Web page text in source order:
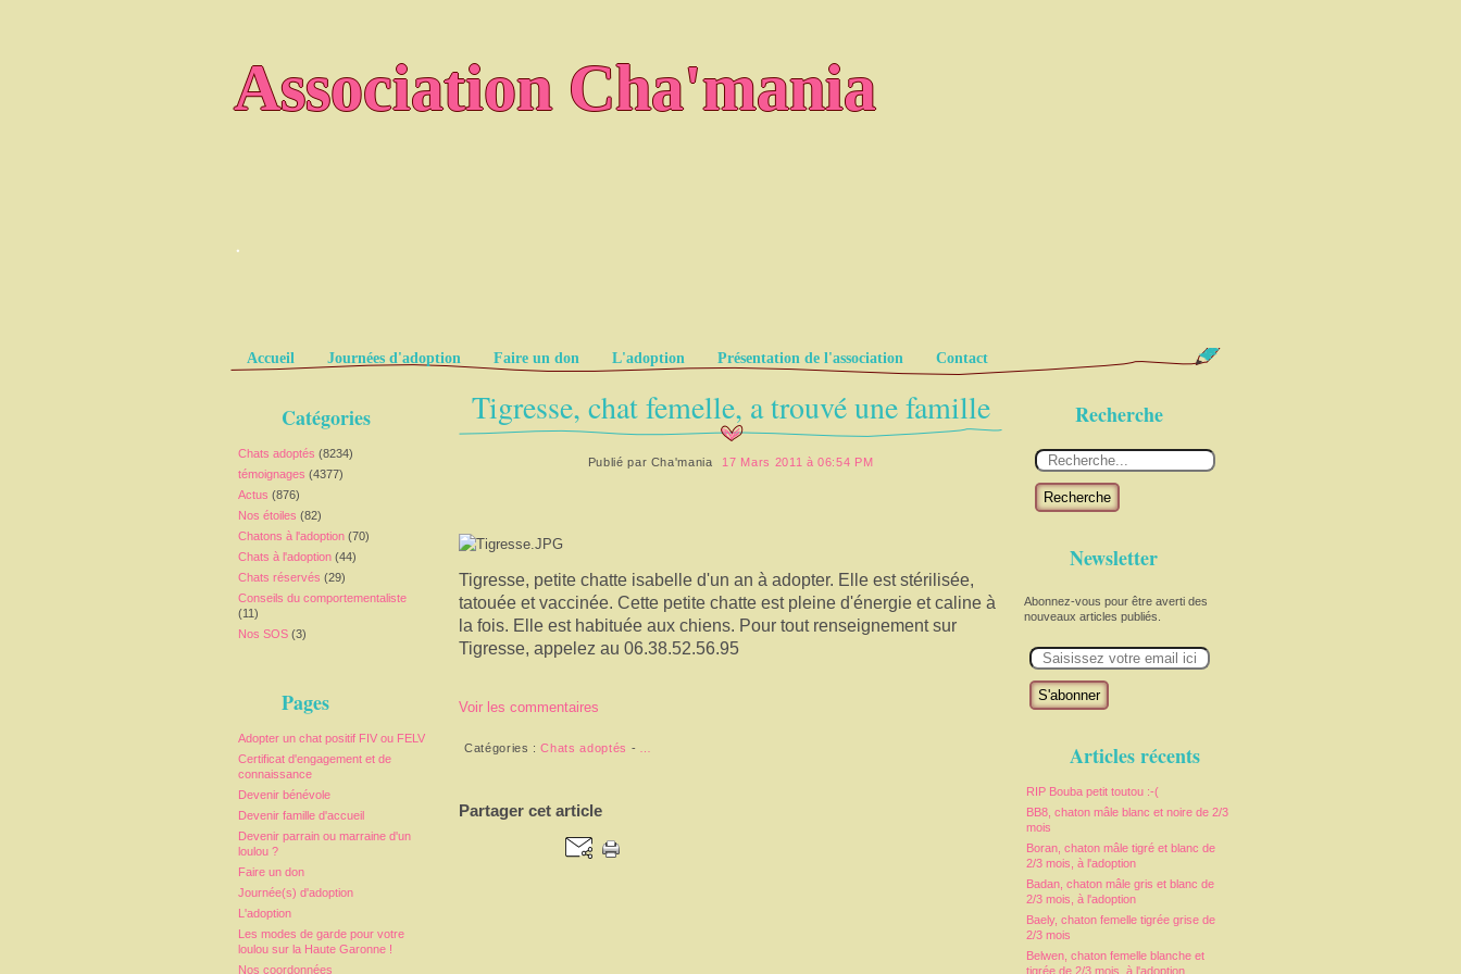
Association Cha'mania
.
Pages
Accueil Journées d'adoption Faire un don L'adoption Présentation de l'association Contact
Catégories
Chats adoptés (8234)
témoignages (4377)
Actus (876)
Nos étoiles (82)
Chatons à l'adoption (70)
Chats à l'adoption (44)
Chats réservés (29)
Conseils du comportementaliste
(11)
Nos SOS (3)
Pages
Adopter un chat positif FIV ou FELV
Certificat d'engagement et de
connaissance
Devenir bénévole
Devenir famille d'accueil
Devenir parrain ou marraine d'un
loulou ?
Faire un don
Journée(s) d'adoption
L'adoption
Les modes de garde pour votre
loulou sur la Haute Garonne !
Nos coordonnées
Recherche
Recherche
Newsletter
Abonnez-vous pour être averti des
nouveaux articles publiés.
m
Articles récents
RIP Bouba petit toutou :-(
BB8, chaton mâle blanc et noire de 2/3
mois
Boran, chaton mâle tigré et blanc de
2/3 mois, à l'adoption
Badan, chaton mâle gris et blanc de
2/3 mois, à l'adoption
Baely, chaton femelle tigrée grise de
2/3 mois
Belwen, chaton femelle blanche et
tigrée de 2/3 mois, à l'adoption
Tigresse, chat femelle, a trouvé une famille
Publié par Cha'mania 17 Mars 2011 à 06:54 PM
Tigresse, petite chatte isabelle d'un an à adopter. Elle est stérilisée,
tatouée et vaccinée. Cette petite chatte est pleine d'énergie et caline à
la fois. Elle est habituée aux chiens. Pour tout renseignement sur
Tigresse, appelez au 06.38.52.56.95
Voir les commentaires
Catégories :Chats adoptés -
Partager cet article